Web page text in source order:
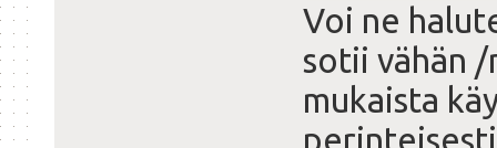
Voi ne
sotii vähän
mukaista